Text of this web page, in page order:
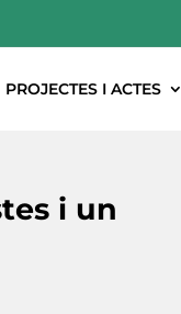
PROJECTES I ACTES
i un